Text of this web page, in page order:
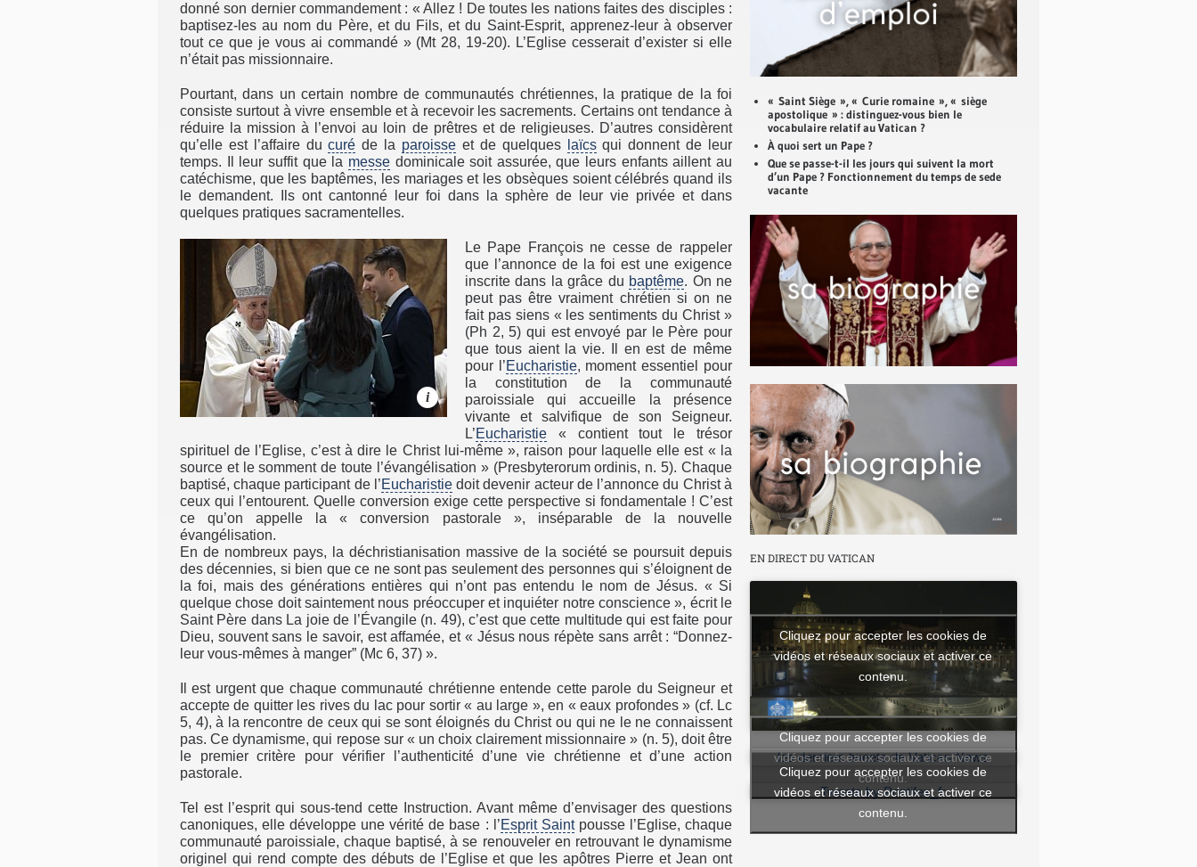
donné son dernier commandement : « Allez ! De toutes les nations faites des disciples :
baptisez-les au nom du Père, et du Fils, et du Saint-Esprit, apprenez-leur à observer
tout ce que je vous ai commandé » (Mt 28, 19-20). L’Eglise cesserait d’exister si elle
n’était pas missionnaire.
Pourtant, dans un certain nombre de communautés chrétiennes, la pratique de la foi
consiste surtout à vivre ensemble et à recevoir les sacrements. Certains ont tendance à
réduire la mission à l’envoi au loin de prêtres et de religieuses. D’autres considèrent
qu’elle est l’affaire ducuré de la paroisse et de quelques laïcsqui donnent de leur
temps. Il leur suffit que la messedominicale soit assurée, que leurs enfants aillent au
catéchisme, que les baptêmes, les mariages et les obsèques soient célébrés quand ils
le demandent. Ils ont cantonné leur foi dans la sphère de leur vie privée et dans
quelques pratiques sacramentelles.
i
Le Pape François ne cesse de rappeler
que l’annonce de la foi est une exigence
inscrite dans la grâce du baptême. On ne
peut pas être vraiment chrétien si on ne
fait pas siens « les sentiments du Christ »
(Ph 2, 5) qui est envoyé par le Père pour
que tous aient la vie. Il en est de même
pour l’Eucharistie, moment essentiel pour
la constitution de la communauté
paroissiale qui accueille la présence
vivante et salvifique de son Seigneur.
L’Eucharistie « contient tout le trésor
spirituel de l’Eglise, c’est à dire le Christ lui-même », raison pour laquelle elle est « la
source et le somment de toute l’évangélisation » (Presbyterorum ordinis, n. 5). Chaque
baptisé, chaque participant de l’Eucharistie doit devenir acteur de l’annonce du Christ à
ceux qui l’entourent. Quelle conversion exige cette perspective si fondamentale ! C’est
ce qu’on appelle la « conversion pastorale », inséparable de la nouvelle
évangélisation.
En de nombreux pays, la déchristianisation massive de la société se poursuit depuis
des décennies, si bien que ce ne sont pas seulement des personnes qui s’éloignent de
la foi, mais des générations entières qui n’ont pas entendu le nom de Jésus. « Si
quelque chose doit saintement nous préoccuper et inquiéter notre conscience », écrit le
Saint Père dans La joie de l’Évangile (n. 49), c’est que cette multitude qui est faite pour
Dieu, souvent sans le savoir, est affamée, et « Jésus nous répète sans arrêt : “Donnez-
leur vous-mêmes à manger” (Mc 6, 37) ».
Il est urgent que chaque communauté chrétienne entende cette parole du Seigneur et
accepte de quitter les rives du lac pour sortir « au large », en « eaux profondes » (cf. Lc
5, 4), à la rencontre de ceux qui se sont éloignés du Christ ou qui ne le ne connaissent
pas. Ce dynamisme, qui repose sur « un choix clairement missionnaire » (n. 5), doit être
le premier critère pour vérifier l’authenticité d’une vie chrétienne et d’une action
pastorale.
Tel est l’esprit qui sous-tend cette Instruction. Avant même d’envisager des questions
canoniques, elle développe une vérité de base : l’Esprit Saintpousse l’Eglise, chaque
communauté paroissiale, chaque baptisé, à se renouveler en retrouvant le dynamisme
originel qui rend compte des débuts de l’Eglise et que les apôtres Pierre et Jean ont
« Saint Siège », « Curie romaine », « siège
apostolique » : distinguez-vous bien le
vocabulaire relatif au Vatican ?
À quoi sert un Pape ?
Que se passe-t-il les jours qui suivent la mort
d’un Pape ? Fonctionnement du temps de sede
vacante
EN DIRECT DU VATICAN
Cliquez pour accepter les cookies de
vidéos et réseaux sociaux et activer ce
contenu.
les derniers tweets de Vatican News
Cliquez pour accepter les cookies de
vidéos et réseaux sociaux et activer ce
contenu.
Tweets by Pontifex_fr
Cliquez pour accepter les cookies de
vidéos et réseaux sociaux et activer ce
contenu.